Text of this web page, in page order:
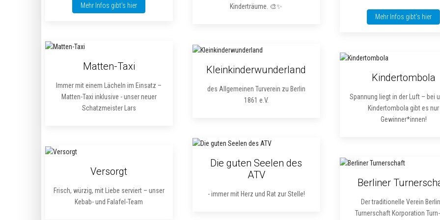
Mehr Infos gibt’s hier
Mehr Infos gibt’s hier
Matten-Taxi
Immer mit einem Lächeln im Einsatz –
Matten-Taxi inklusive - unser neuer
Schatzmeister Lars
Kinderträume. 🎨✨
Kindertombola
Spannung liegt in der Luft – bei
Kindertombola gibt es nur
Gewinner*innen!
Versorgt
Frisch, würzig, mit Liebe serviert – unser
Kebab- und Falafel-Team
Kleinkinderwunderland
des Allgemeinen Turverein zu Berlin
1861 e.V.
Berliner
Der traditionelle Verein
Turnerschaft Korporation
Die guten Seelen des
ATV
- immer mit Herz und Rat zur Stelle!